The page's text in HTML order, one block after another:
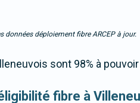
données déploiement fibre ARCEP à jour.
sont 98% à
fibre à